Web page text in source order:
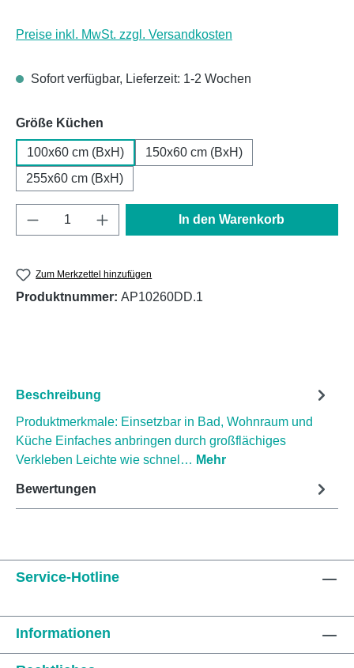
Preise inkl. MwSt. zzgl. Versandkosten
Sofort verfügbar, Lieferzeit: 1-2 Wochen
Größe Küchen
100x60 cm (BxH)
150x60 cm (BxH)
255x60 cm (BxH)
Produkt Anzahl: Gib den gewünschten
In den Warenkorb
Zum Merkzettel hinzufügen
Produktnummer: AP10260DD.1
Beschreibung
Produktmerkmale: Einsetzbar in Bad, Wohnraum und
Küche Einfaches anbringen durch großflächiges
Verkleben Leichte wie schnel… Mehr
Bewertungen
Service-Hotline
Informationen